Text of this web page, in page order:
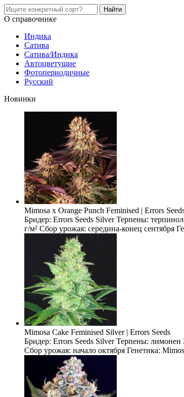
О справочнике
Индика
Сатива
Сатива/Индика
Автоцветущие
Фотопериодичные
Русский
Новинки
Mimosa x Orange Punch Feminised | Errors
Бридер: Errors Seeds Silver Терпены:
г/м² Сбор урожая: середина-конец сентября
Mimosa Cake Feminised Silver | Errors Seeds
Бридер: Errors Seeds Silver Терпены:
Сбор урожая: начало октября Генетика: